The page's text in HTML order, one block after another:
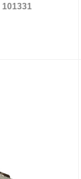
101331